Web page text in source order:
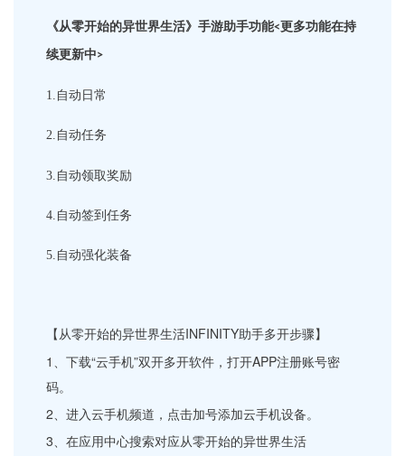
《从零开始的异世界生活》手游助手功能<更多功能在持
续更新中>
1. 自动日常
2. 自动任务
3. 自动领取奖励
4. 自动签到任务
5. 自动强化装备
【从零开始的异世界生活INFINITY助手多开步骤】
1、下载“云手机”双开多开软件，打开APP注册账号密
码。
2、进入云手机频道，点击加号添加云手机设备。
3、在应用中心搜索对应从零开始的异世界生活